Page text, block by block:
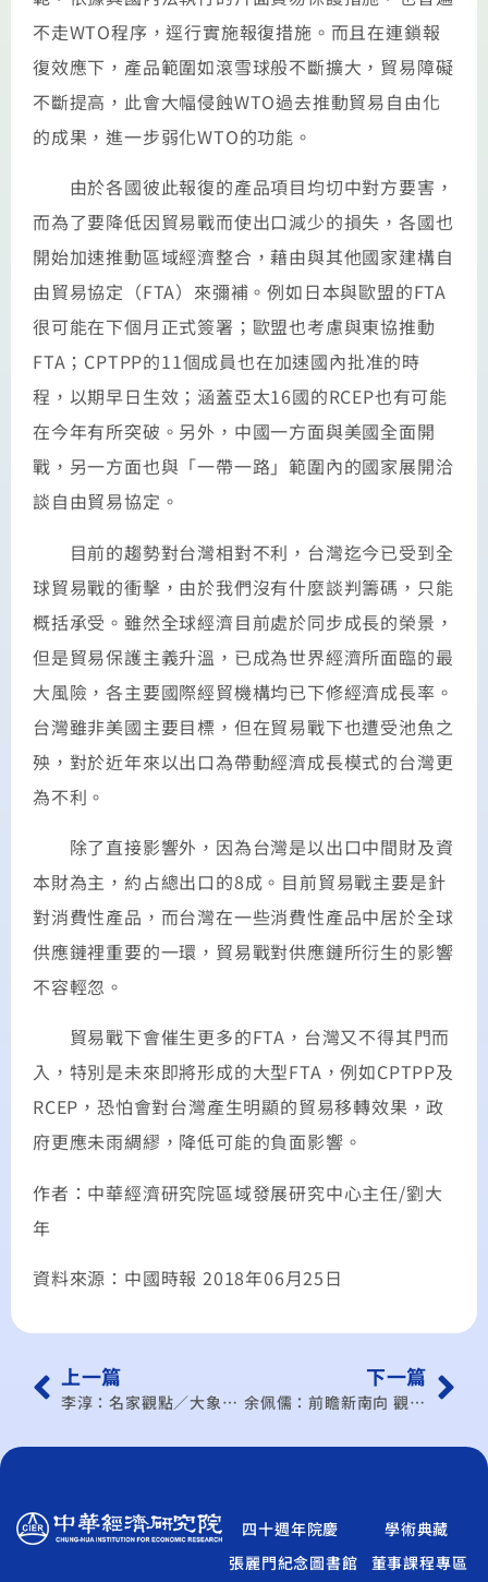
不走WTO程序，逕行實施報復措施。而且在連鎖報
復效應下，產品範圍如滾雪球般不斷擴大，貿易障礙
不斷提高，此會大幅侵蝕WTO過去推動貿易自由化
的成果，進一步弱化WTO的功能。
由於各國彼此報復的產品項目均切中對方要害，
而為了要降低因貿易戰而使出口減少的損失，各國也
開始加速推動區域經濟整合，藉由與其他國家建構自
由貿易協定（FTA）來彌補。例如日本與歐盟的FTA
很可能在下個月正式簽署；歐盟也考慮與東協推動
FTA；CPTPP的11個成員也在加速國內批准的時
程，以期早日生效；涵蓋亞太16國的RCEP也有可能
在今年有所突破。另外，中國一方面與美國全面開
戰，另一方面也與「一帶一路」範圍內的國家展開洽
談自由貿易協定。
目前的趨勢對台灣相對不利，台灣迄今已受到全
球貿易戰的衝擊，由於我們沒有什麼談判籌碼，只能
概括承受。雖然全球經濟目前處於同步成長的榮景，
但是貿易保護主義升溫，已成為世界經濟所面臨的最
大風險，各主要國際經貿機構均已下修經濟成長率。
台灣雖非美國主要目標，但在貿易戰下也遭受池魚之
殃，對於近年來以出口為帶動經濟成長模式的台灣更
為不利。
除了直接影響外，因為台灣是以出口中間財及資
本財為主，約占總出口的8成。目前貿易戰主要是針
對消費性產品，而台灣在一些消費性產品中居於全球
供應鏈裡重要的一環，貿易戰對供應鏈所衍生的影響
不容輕忽。
貿易戰下會催生更多的FTA，台灣又不得其門而
入，特別是未來即將形成的大型FTA，例如CPTPP及
RCEP，恐怕會對台灣產生明顯的貿易移轉效果，政
府更應未雨綢繆，降低可能的負面影響。
作者：中華經濟研究院區域發展研究中心主任/劉大
年
資料來源：中國時報 2018年06月25日
上一篇
李淳：名家觀點／大象打架…盯二個關鍵時刻
下一篇
余佩儒：前瞻新南向 觀測創新創業趨勢
四十週年院慶
學術典藏
張麗門紀念圖書館
董事課程專區